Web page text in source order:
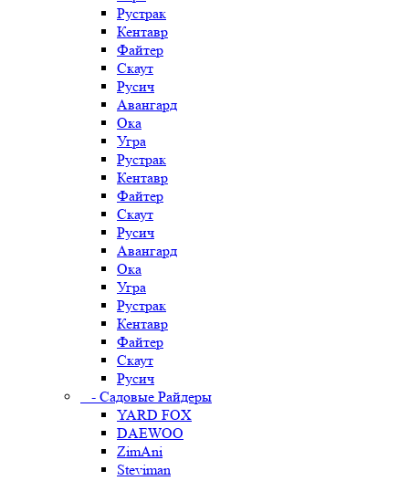
Рустрак
Кентавр
Файтер
Скаут
Русич
Авангард
Ока
Угра
Рустрак
Кентавр
Файтер
Скаут
Русич
Авангард
Ока
Угра
Рустрак
Кентавр
Файтер
Скаут
Русич
- Садовые Райдеры
YARD FOX
DAEWOO
ZimAni
Steviman